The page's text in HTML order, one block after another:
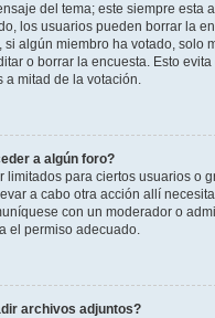
del tema; este siempre esta
los usuarios pueden borrar la
si algún miembro ha votado, solo
o borrar la encuesta. Esto
a mitad de la votación.
a algún foro?
limitados para ciertos usuarios o
a cabo otra acción allí
con un moderador o
el permiso adecuado.
archivos adjuntos?